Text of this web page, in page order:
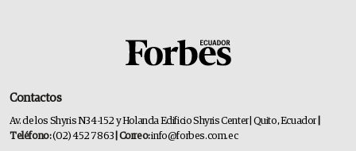
Contactos
Av. de los Shyris N34-152 y Holanda Edificio Shyris Center | Quito, Ecuador
Teléfono:(02) 452 7863 | Correo:info@forbes.com.ec